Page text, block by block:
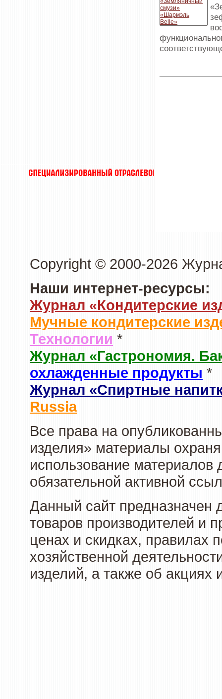
Copyright © 2000-2026
Наши интернет-ресурсы:
Журнал «Кондитерские
Мучные кондитерские
Технологии *
Журнал «Гастрономия.
охлажденные продукты *
Журнал «Спиртные
Russia
Все права на
изделия» материалы
использование материалов
обязательной активной
Данный сайт предназначен
товаров производителей и
ценах и скидках, правилах
хозяйственной
изделий, а также об